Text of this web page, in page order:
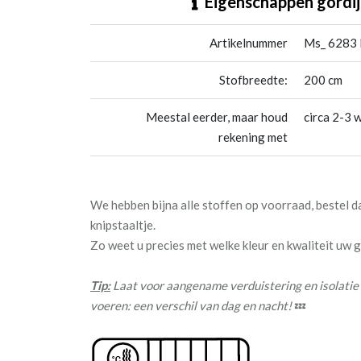
Artikelnummer Ms_
Stofbreedte: 200 cm
Meestal eerder, maar houd
rekening met
circa 2-3
We hebben bijna alle stoffen op voorraad, bestel
knipstaaltje.
Zo weet u precies met welke kleur en kwaliteit uw
Tip:Laat voor aangename verduistering en
voeren: een verschil van dag en nacht!💤